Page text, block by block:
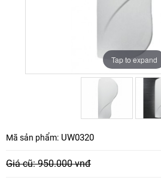
Tap to expand
Tap to expand
Mã sản phẩm: UW0320
Giá cũ: 950.000 vnđ